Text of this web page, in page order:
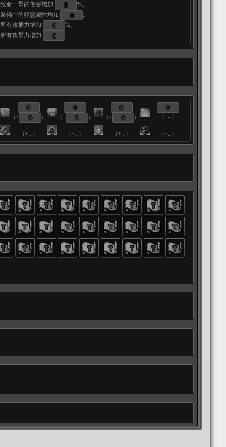
致命一擊的傷害增加
%。
裝備中的精靈屬性增加
。
所有攻擊力增加
%。
所有攻擊力增加
。
(+ ) (+ ) (+ )
(+...)
...
(+...)
...
(+...)
...
(+...)
...
(+...)